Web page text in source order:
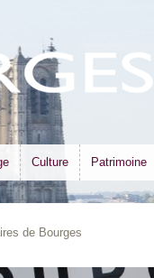
Culture Patrimoine
de Bourges